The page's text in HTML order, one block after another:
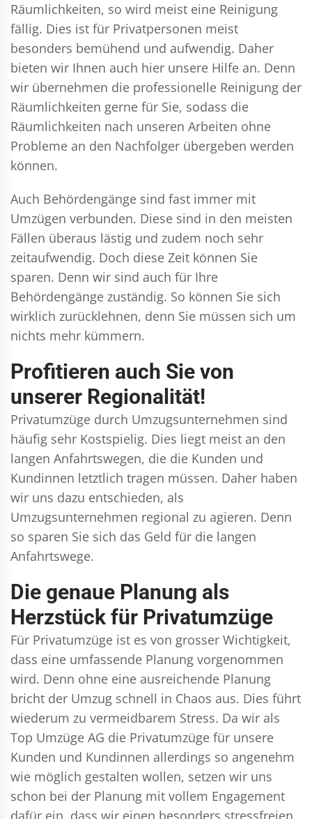
Räumlichkeiten, so wird meist eine Reinigung
fällig. Dies ist für Privatpersonen meist
besonders bemühend und aufwendig. Daher
bieten wir Ihnen auch hier unsere Hilfe an. Denn
wir übernehmen die professionelle Reinigung der
Räumlichkeiten gerne für Sie, sodass die
Räumlichkeiten nach unseren Arbeiten ohne
Probleme an den Nachfolger übergeben werden
können.
Auch Behördengänge sind fast immer mit
Umzügen verbunden. Diese sind in den meisten
Fällen überaus lästig und zudem noch sehr
zeitaufwendig. Doch diese Zeit können Sie
sparen. Denn wir sind auch für Ihre
Behördengänge zuständig. So können Sie sich
wirklich zurücklehnen, denn Sie müssen sich um
nichts mehr kümmern.
Profitieren auch Sie von
unserer Regionalität!
Privatumzüge durch Umzugsunternehmen sind
häufig sehr Kostspielig. Dies liegt meist an den
langen Anfahrtswegen, die die Kunden und
Kundinnen letztlich tragen müssen. Daher haben
wir uns dazu entschieden, als
Umzugsunternehmen regional zu agieren. Denn
so sparen Sie sich das Geld für die langen
Anfahrtswege.
Die genaue Planung als
Herzstück für Privatumzüge
Für Privatumzüge ist es von grosser Wichtigkeit,
dass eine umfassende Planung vorgenommen
wird. Denn ohne eine ausreichende Planung
bricht der Umzug schnell in Chaos aus. Dies führt
wiederum zu vermeidbarem Stress. Da wir als
Top Umzüge AG die Privatumzüge für unsere
Kunden und Kundinnen allerdings so angenehm
wie möglich gestalten wollen, setzen wir uns
schon bei der Planung mit vollem Engagement
dafür ein, dass wir einen besonders stressfreien